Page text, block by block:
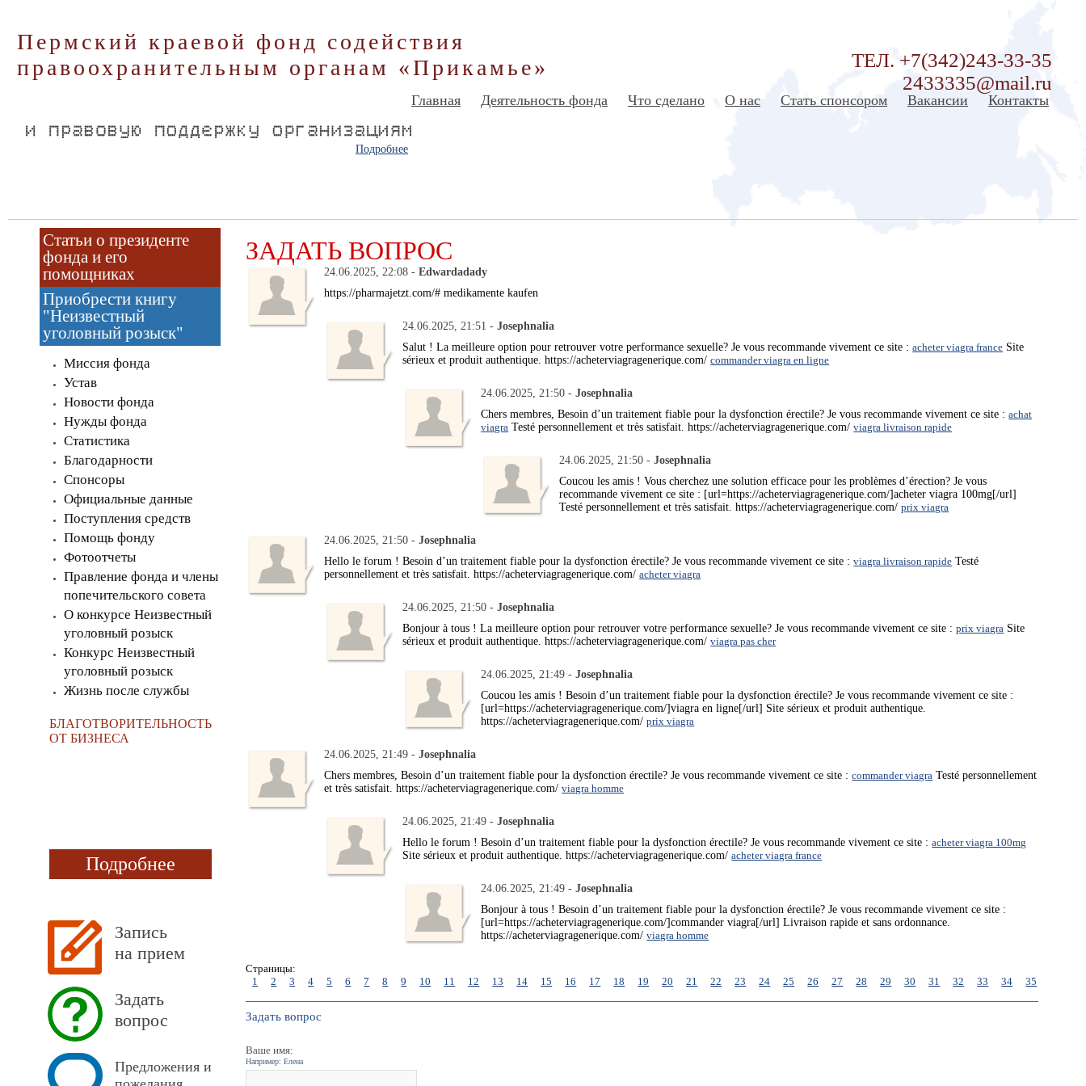
Пермский краевой фонд содействия
правоохранительным органам «Прикамье»
ТЕЛ. +7(342)243-33-35
2433335@mail.ru
Главная Деятельность фонда Что сделано О нас Стать спонсором Вакансии Контакты
Подробнее
Статьи о президенте
фонда и его
помощниках
Приобрести книгу
"Неизвестный
уголовный розыск"
Миссия фонда
Устав
Новости фонда
Нужды фонда
Статистика
Благодарности
Спонсоры
Официальные данные
Поступления средств
Помощь фонду
Фотоотчеты
Правление фонда и члены
попечительского совета
О конкурсе Неизвестный
уголовный розыск
Конкурс Неизвестный
уголовный розыск
Жизнь после службы
БЛАГОТВОРИТЕЛЬНОСТЬ
ОТ БИЗНЕСА
Подробнее
Запись
на прием
Задать
вопрос
Предложения и
ЗАДАТЬ ВОПРОС
24.06.2025, 22:08 -Edwardadady
https://pharmajetzt.com/# medikamente kaufen
24.06.2025, 21:51 -Josephnalia
Salut ! La meilleure option pour retrouver votre performance sexuelle? Je vous recommande vivement ce site :acheter viagra france Site
sérieux et produit authentique. https://acheterviagragenerique.com/commander viagra en ligne
24.06.2025, 21:50 -Josephnalia
Chers membres, Besoin d’un traitement fiable pour la dysfonction érectile? Je vous recommande vivement ce site :achat
viagra Testé personnellement et très satisfait. https://acheterviagragenerique.com/viagra livraison rapide
24.06.2025, 21:50 -Josephnalia
Coucou les amis ! Vous cherchez une solution efficace pour les problèmes d’érection? Je vous
recommande vivement ce site : [url=https://acheterviagragenerique.com/]acheter viagra 100mg[/url]
Testé personnellement et très satisfait. https://acheterviagragenerique.com/prix viagra
24.06.2025, 21:50 -Josephnalia
Hello le forum ! Besoin d’un traitement fiable pour la dysfonction érectile? Je vous recommande vivement ce site :viagra livraison rapide Testé
personnellement et très satisfait. https://acheterviagragenerique.com/acheter viagra
24.06.2025, 21:50 -Josephnalia
Bonjour à tous ! La meilleure option pour retrouver votre performance sexuelle? Je vous recommande vivement ce site :prix viagra Site
sérieux et produit authentique. https://acheterviagragenerique.com/viagra pas cher
24.06.2025, 21:49 -Josephnalia
Coucou les amis ! Besoin d’un traitement fiable pour la dysfonction érectile? Je vous recommande vivement ce site :
[url=https://acheterviagragenerique.com/]viagra en ligne[/url] Site sérieux et produit authentique.
https://acheterviagragenerique.com/prix viagra
24.06.2025, 21:49 -Josephnalia
Chers membres, Besoin d’un traitement fiable pour la dysfonction érectile? Je vous recommande vivement ce site :commander viagra Testé personnellement
et très satisfait. https://acheterviagragenerique.com/viagra homme
24.06.2025, 21:49 -Josephnalia
Hello le forum ! Besoin d’un traitement fiable pour la dysfonction érectile? Je vous recommande vivement ce site :acheter viagra 100mg
Site sérieux et produit authentique. https://acheterviagragenerique.com/acheter viagra france
24.06.2025, 21:49 -Josephnalia
Bonjour à tous ! Besoin d’un traitement fiable pour la dysfonction érectile? Je vous recommande vivement ce site :
[url=https://acheterviagragenerique.com/]commander viagra[/url] Livraison rapide et sans ordonnance.
https://acheterviagragenerique.com/viagra homme
Страницы:
1
2 3 4 5 6 7 8 9 10 11 12 13 14 15 16 17 18 19 20 21 22 23 24 25 26 27 28 29 30 31 32 33 34 35
Задать вопрос
Ваше имя:
Например: Елена